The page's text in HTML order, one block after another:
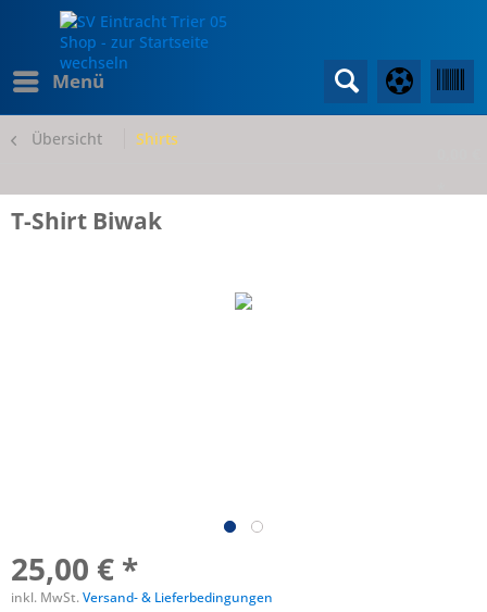
Menü
Übersicht Shirts
T-Shirt Biwak
25,00 € *
inkl. MwSt.Versand- & Lieferbedingungen